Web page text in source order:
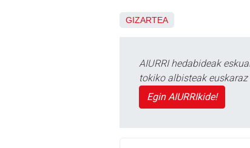
GIZARTEA
AIURRI hedabideak
tokiko albisteak
Egin AIURRIkide!